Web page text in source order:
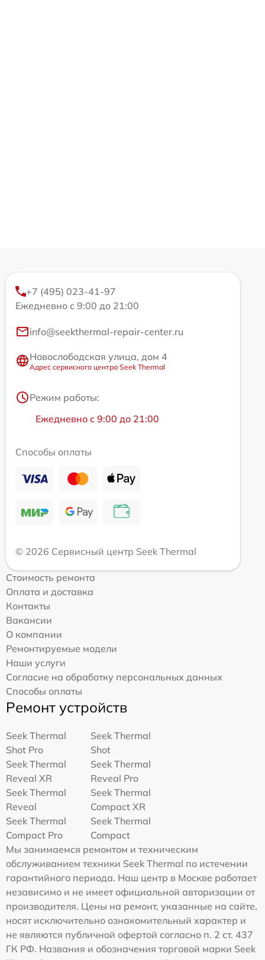
+7 (495) 023-41-97
Ежедневно с 9:00 до 21:00
info@seekthermal-repair-center.ru
Новослободская улица, дом 4
Адрес сервисного центра Seek Thermal
Режим работы:
Ежедневно с 9:00 до 21:00
Способы оплаты
© 2026 Сервисный центр Seek Thermal
Стоимость ремонта
Оплата и доставка
Контакты
Вакансии
О компании
Ремонтируемые модели
Наши услуги
Согласие на обработку персональных данных
Способы оплаты
Ремонт устройств
Seek Thermal
Shot Pro
Seek Thermal
Shot
Seek Thermal
Reveal XR
Seek Thermal
Reveal Pro
Seek Thermal
Reveal
Seek Thermal
Compact XR
Seek Thermal
Compact Pro
Seek Thermal
Compact
Мы занимаемся ремонтом и техническим
обслуживанием техники Seek Thermal по истечении
гарантийного периода. Наш центр в Москве работает
независимо и не имеет официальной авторизации от
производителя. Цены на ремонт, указанные на сайте,
носят исключительно ознакомительный характер и
не являются публичной офертой согласно п. 2 ст. 437
ГК РФ. Названия и обозначения торговой марки Seek